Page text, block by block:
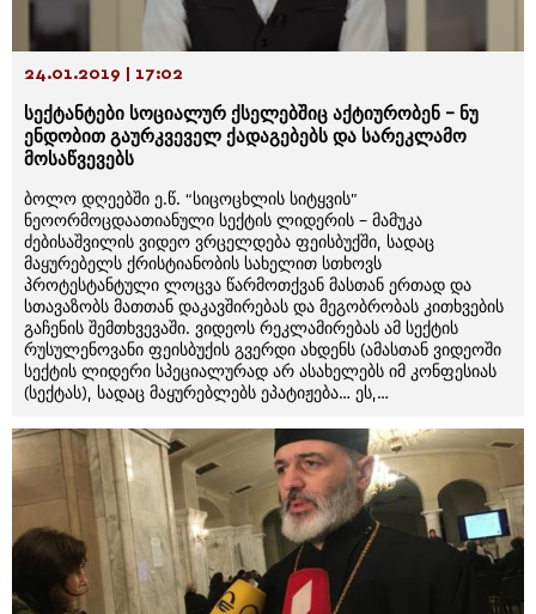
24.01.2019 | 17:02
სექტანტები სოციალურ ქსელებშიც აქტიურობენ – ნუ
ენდობით გაურკვეველ ქადაგებებს და სარეკლამო
მოსაწვევებს
ბოლო დღეებში ე.წ. “სიცოცხლის სიტყვის”
ნეოორმოცდაათიანული სექტის ლიდერის – მამუკა
ძებისაშვილის ვიდეო ვრცელდება ფეისბუქში, სადაც
მაყურებელს ქრისტიანობის სახელით სთხოვს
პროტესტანტული ლოცვა წარმოთქვან მასთან ერთად და
სთავაზობს მათთან დაკავშირებას და მეგობრობას კითხვების
გაჩენის შემთხვევაში. ვიდეოს რეკლამირებას ამ სექტის
რუსულენოვანი ფეისბუქის გვერდი ახდენს (ამასთან ვიდეოში
სექტის ლიდერი სპეციალურად არ ასახელებს იმ კონფესიას
(სექტას), სადაც მაყურებლებს ეპატიჟება… ეს,…